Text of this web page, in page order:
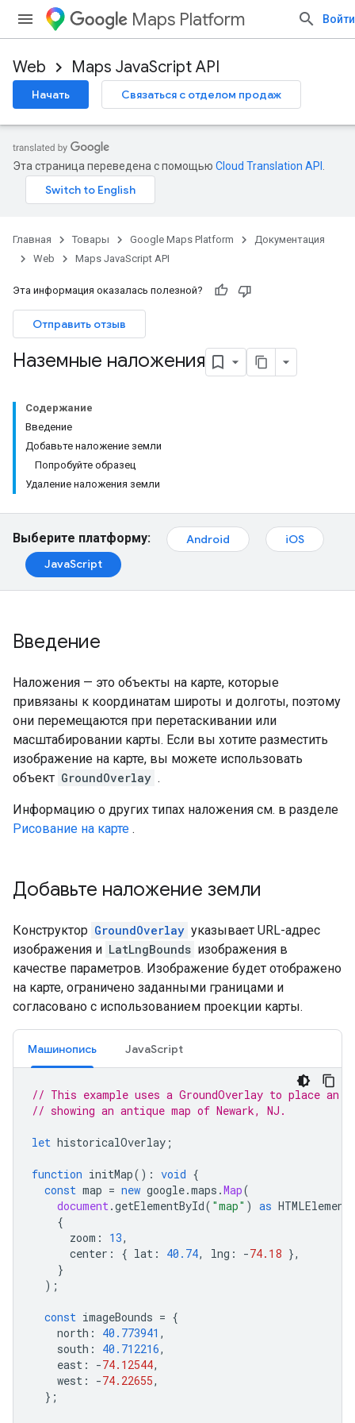
Maps Platform Войти
Web Maps JavaScript API
Начать Связаться с отделом продаж
Эта страница переведена с помощью Cloud Translation API
Главная Товары Google Maps Platform
Документация
Web
Maps JavaScript API
Эта информация оказалась полезной?
Отправить отзыв
Наземные наложения
Содержание
Введение
Добавьте наложение земли
Попробуйте образец
Удаление наложения земли
Выберите платформу: Android
iOS
JavaScript
Введение
Наложения — это объекты на карте, которые
привязаны к координатам широты и долготы, поэтому
они перемещаются при перетаскивании или
масштабировании карты. Если вы хотите разместить
изображение на карте, вы можете использовать
объект GroundOverlay .
Информацию о других типах наложения см. в разделе
Рисование на карте .
Добавьте наложение земли
Конструктор GroundOverlay указывает URL-адрес
изображения и LatLngBounds изображения в
качестве параметров. Изображение будет отображено
на карте, ограничено заданными границами и
согласовано с использованием проекции карты.
Машинопись JavaScript
// This example uses a GroundOverlay to place an
// showing an antique map of Newark, NJ.
let historicalOverlay ;
function initMap() : void {
const map = new google.maps .Map(
document.getElementById( "map" ) as HTMLElement
{
zoom : 13,
center : { lat : 40.74, lng : -74.18 },
}
);
const imageBounds = {
north : 40.773941 ,
south : 40.712216,
east : -74.12544,
west : -74.22655,
};